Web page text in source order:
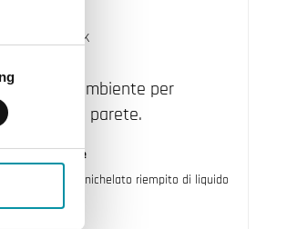
INDUSTRIETECHNIK
ambiente per
montaggio a parete.
sensore
Capillare in rame nichelato riempito di liquido